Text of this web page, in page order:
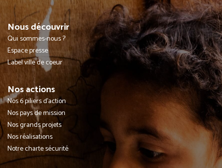
Nous découvrir
Qui sommes-nous ?
Espace presse
Label ville de coeur
Nos actions
Nos 6 piliers d'action
Nos pays de mission
Nos grands projets
Nos réalisations
Notre charte sécurité